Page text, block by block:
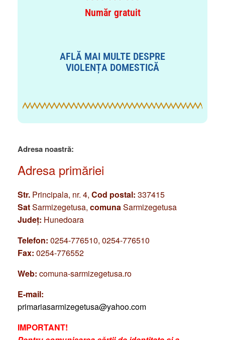
Număr gratuit
AFLĂ MAI MULTE DESPRE
VIOLENȚA DOMESTICĂ
Adresa noastră:
Adresa primăriei
Str. Principala, nr. 4, Cod postal: 337415
SatSarmizegetusa, comunaSarmizegetusa
Județ: Hunedoara
Telefon: 0254-776510, 0254-776510
Fax: 0254-776552
Web: comuna-sarmizegetusa.ro
E-mail:
primariasarmizegetusa@yahoo.com
IMPORTANT!